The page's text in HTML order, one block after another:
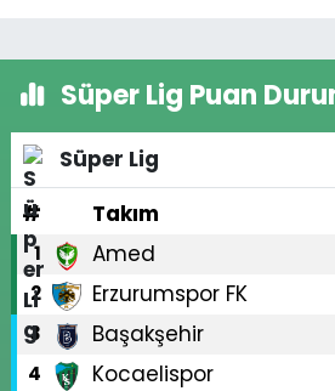
Süper Lig Puan
Süper Lig
#
Takım
1 Amed
2 Erzurumspor FK
3 Başakşehir
4 Kocaelispor